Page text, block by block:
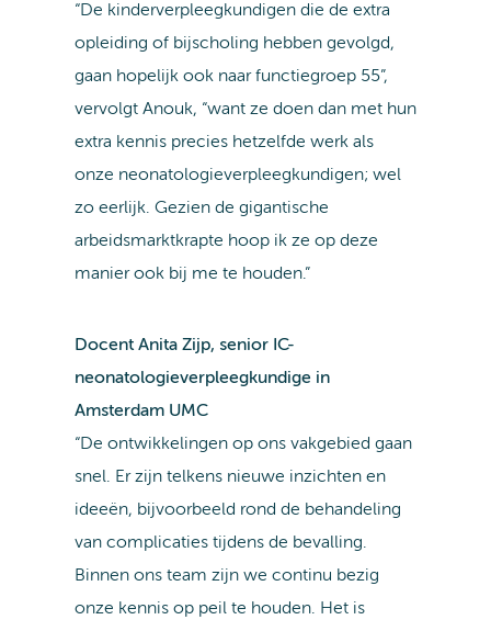
“De kinderverpleegkundigen die de extra
opleiding of bijscholing hebben gevolgd,
gaan hopelijk ook naar functiegroep 55”,
vervolgt Anouk, “want ze doen dan met hun
extra kennis precies hetzelfde werk als
onze neonatologieverpleegkundigen; wel
zo eerlijk. Gezien de gigantische
arbeidsmarktkrapte hoop ik ze op deze
manier ook bij me te houden.”
Docent Anita Zijp, senior IC-
neonatologieverpleegkundige in
Amsterdam UMC
“De ontwikkelingen op ons vakgebied gaan
snel. Er zijn telkens nieuwe inzichten en
ideeën, bijvoorbeeld rond de behandeling
van complicaties tijdens de bevalling.
Binnen ons team zijn we continu bezig
onze kennis op peil te houden. Het is